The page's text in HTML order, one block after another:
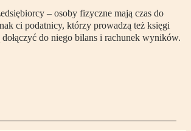
– osoby fizyczne mają czas do
ci podatnicy, którzy prowadzą też księgi
do niego bilans i rachunek wyników.